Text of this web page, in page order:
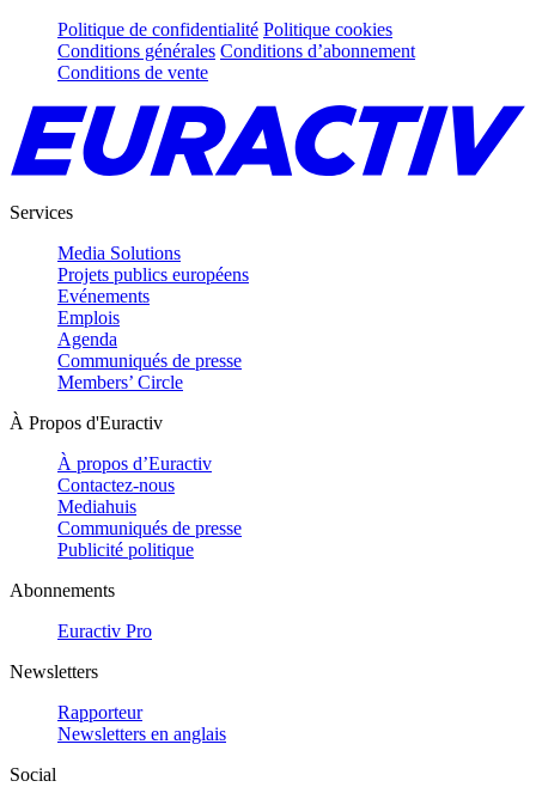
Politique de confidentialité Politique cookies
Conditions générales Conditions d’abonnement
Conditions de vente
Services
Media Solutions
Projets publics européens
Evénements
Emplois
Agenda
Communiqués de presse
Members’ Circle
À Propos d'Euractiv
À propos d’Euractiv
Contactez-nous
Mediahuis
Communiqués de presse
Publicité politique
Abonnements
Euractiv Pro
Newsletters
Rapporteur
Newsletters en anglais
Social